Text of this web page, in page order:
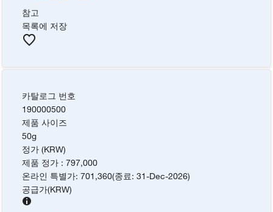
참고
목록에 저장
카탈로그 번호
190000500
제품 사이즈
50g
정가 (KRW)
제품 정가 :797,000
온라인 특별가:701,360(종료:31-Dec-2026)
공급가(KRW)